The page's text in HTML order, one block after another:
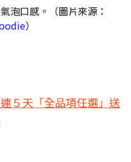
泡口感。（圖片來源：
）
５天「全品項任選」送